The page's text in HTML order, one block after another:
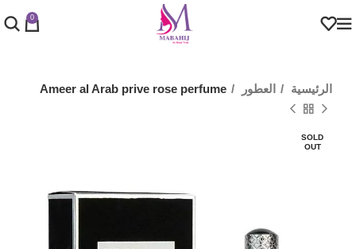
0
الرئيسية العطور Ameer al Arab prive rose perfume
SOLD
OUT